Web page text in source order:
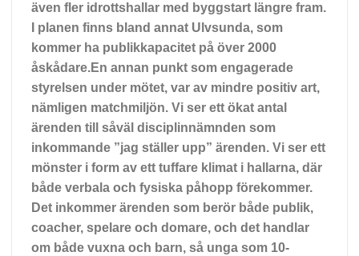
även fler idrottshallar med byggstart längre fram.
I planen finns bland annat Ulvsunda, som
kommer ha publikkapacitet på över 2000
åskådare.En annan punkt som engagerade
styrelsen under mötet, var av mindre positiv art,
nämligen matchmiljön. Vi ser ett ökat antal
ärenden till såväl disciplinnämnden som
inkommande ”jag ställer upp” ärenden. Vi ser ett
mönster i form av ett tuffare klimat i hallarna, där
både verbala och fysiska påhopp förekommer.
Det inkommer ärenden som berör både publik,
coacher, spelare och domare, och det handlar
om både vuxna och barn, så unga som 10-